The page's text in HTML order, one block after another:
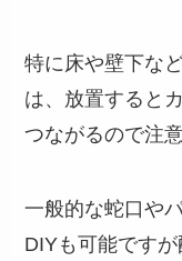
特に床や壁下な
は、放置すると
つながるので注
一般的な蛇口や
DIYも可能です